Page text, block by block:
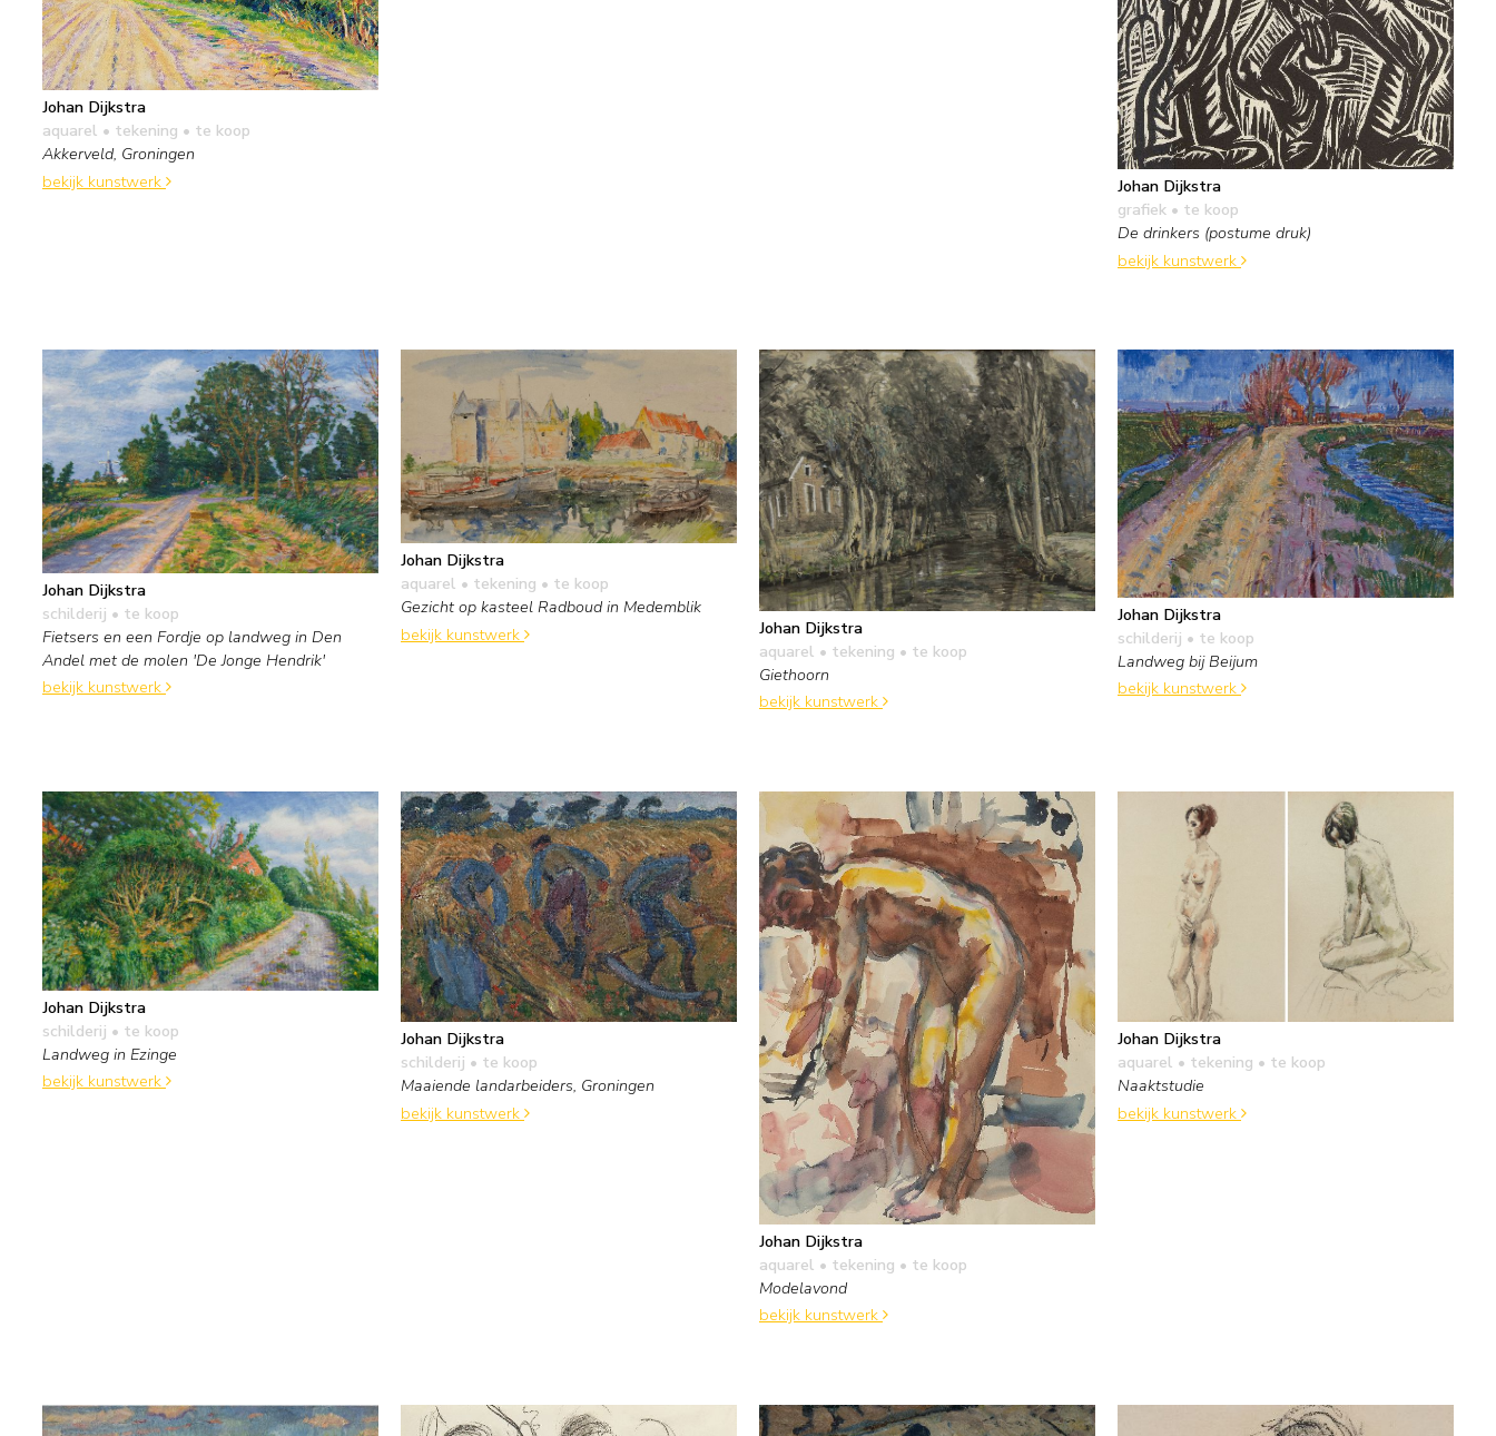
Johan Dijkstra
aquarel • tekening • te koop
Akkerveld, Groningen
bekijk kunstwerk
Johan Dijkstra
grafiek • te koop
De drinkers (postume druk)
bekijk kunstwerk
Johan Dijkstra
schilderij • te koop
Fietsers en een Fordje op landweg in Den
Andel met de molen 'De Jonge Hendrik'
bekijk kunstwerk
Johan Dijkstra
aquarel • tekening • te koop
Gezicht op kasteel Radboud in Medemblik
bekijk kunstwerk
Johan Dijkstra
aquarel • tekening • te koop
Giethoorn
bekijk kunstwerk
Johan Dijkstra
schilderij • te koop
Landweg bij Beijum
bekijk kunstwerk
Johan Dijkstra
schilderij • te koop
Landweg in Ezinge
bekijk kunstwerk
Johan Dijkstra
schilderij • te koop
Maaiende landarbeiders, Groningen
bekijk kunstwerk
Johan Dijkstra
aquarel • tekening • te koop
Modelavond
bekijk kunstwerk
Johan Dijkstra
aquarel • tekening • te koop
Naaktstudie
bekijk kunstwerk